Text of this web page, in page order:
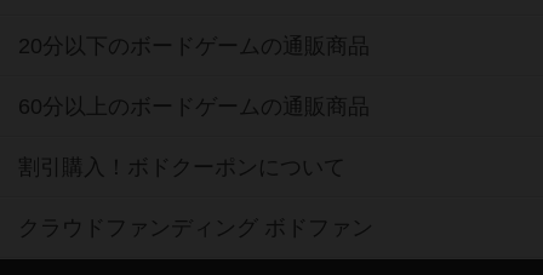
20分以下のボードゲームの通販商品
60分以上のボードゲームの通販商品
割引購入！ボドクーポンについて
クラウドファンディング ボドファン